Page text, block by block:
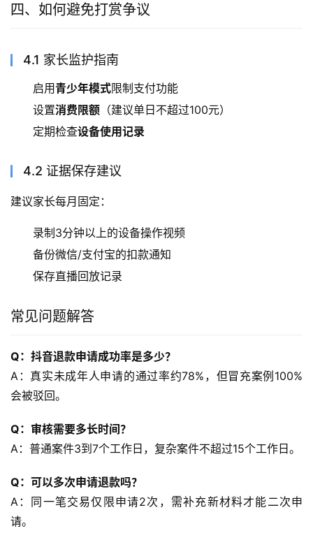
四、如何避免打赏争议
4.1 家长监护指南
启用青少年模式限制支付功能
设置消费限额 （建议单日不超过100元）
定期检查设备使用记录
4.2 证据保存建议
建议家长每月固定：
录制3分钟以上的设备操作视频
备份微信/支付宝的扣款通知
保存直播回放记录
常见问题解答
Q：抖音退款申请成功率是多少？
A：真实未成年人申请的通过率约78%，但冒充案例100%
会被驳回。
Q：审核需要多长时间？
A：普通案件3到7个工作日，复杂案件不超过15个工作日。
Q：可以多次申请退款吗？
A：同一笔交易仅限申请2次，需补充新材料才能二次申
请。